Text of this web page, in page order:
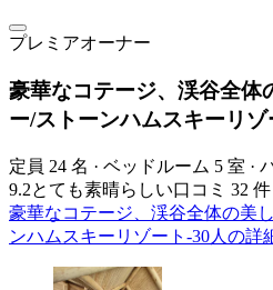
プレミアオーナー
豪華なコテージ、渓谷全体
ー/ストーンハムスキーリゾ
定員 24 名 · ベッドルーム 5 室 ·
9.2とても素晴らしい口コミ 32 件
豪華なコテージ、渓谷全体の美
ンハムスキーリゾート-30人の詳